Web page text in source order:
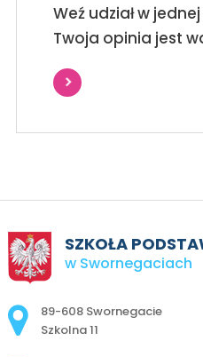
Weź udział w
Twoja opinia jest
SZKOŁA
w Swornegaciach
Adres pocztowy:
89-608 Swornegacie
Szkolna 11